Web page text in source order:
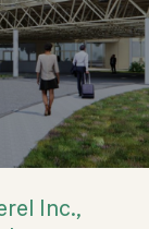
Inc.,